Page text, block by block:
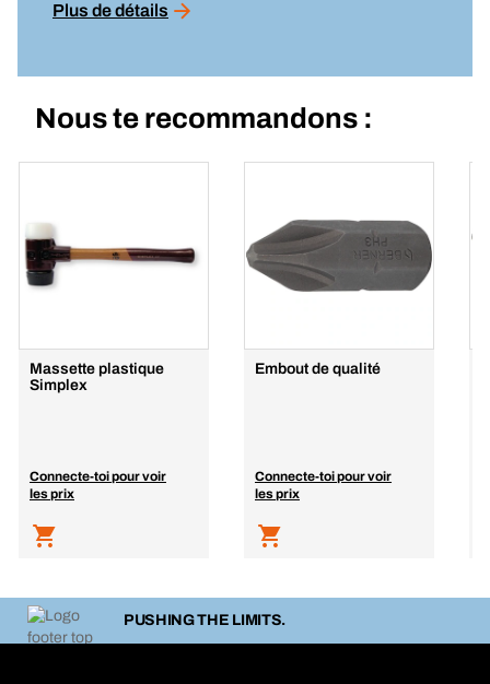
Plus de détails
Nous te recommandons :
Massette plastique
Simplex
Connecte-toi pour voir
les prix
Embout de qualité
Connecte-toi pour voir
les prix
PUSHING THE LIMITS.